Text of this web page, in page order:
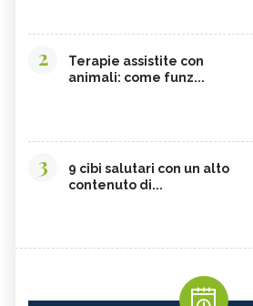
2
Terapie assistite con
animali: come funz...
3
9 cibi salutari con un alto
contenuto di...